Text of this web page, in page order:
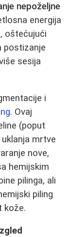
nepoželjne
energija
oštećujući
postizanje
sesija
i
. Ovaj
(poput
mrtve
nove,
hemijskim
pilinga, ali
piling
kože.